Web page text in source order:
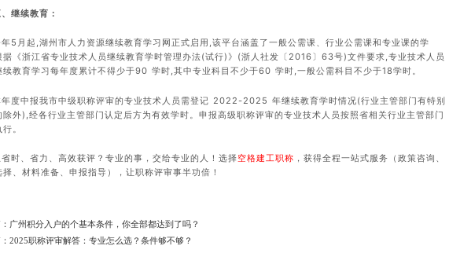
继续教育：
5月起,湖州市人力资源继续教育学习网正式启用,该平台涵盖了一般公需课、行业公需课和专业课的学
据《浙江省专业技术人员继续教育学时管理办法(试行)》(浙人社发〔2016〕63号)文件要求,专业技术人员
续教育学习每年度累计不得少于90 学时,其中专业科目不少于60 学时,一般公需科目不少于18学时。
年度中报我市中级职称评审的专业技术人员需登记 2022-2025 年继续教育学时情况(行业主管部门有特别
除外),经各行业主管部门认定后方为有效学时。申报高级职称评审的专业技术人员按照省相关行业主管部门
。
时、省力、高效获评？专业的事，交给专业的人！选择空格建工职称 ，获得全程一站式服务（政策咨询、
择、材料准备、申报指导），让职称评审事半功倍！
：广州积分入户的个基本条件，你全部都达到了吗？
2025职称评审解答：专业怎么选？条件够不够？